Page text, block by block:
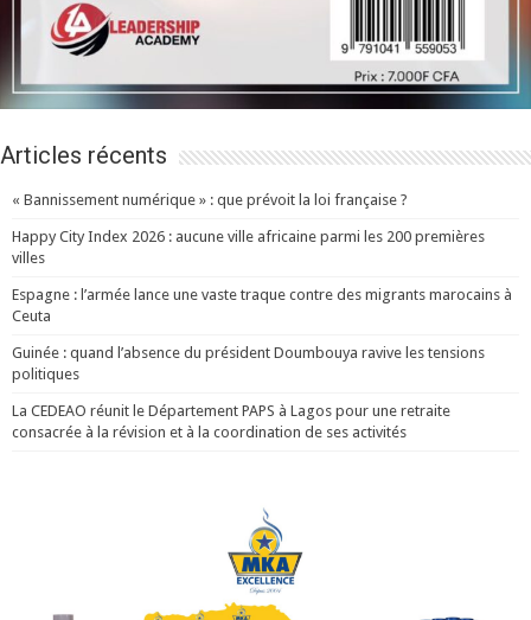
Articles récents
« Bannissement numérique » : que prévoit la loi française ?
Happy City Index 2026 : aucune ville africaine parmi les 200 premières
villes
Espagne : l’armée lance une vaste traque contre des migrants marocains à
Ceuta
Guinée : quand l’absence du président Doumbouya ravive les tensions
politiques
La CEDEAO réunit le Département PAPS à Lagos pour une retraite
consacrée à la révision et à la coordination de ses activités